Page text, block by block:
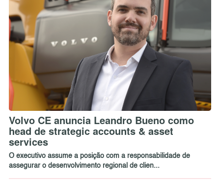
Volvo CE anuncia Leandro Bueno como
head de strategic accounts & asset
services
O executivo assume a posição com a responsabilidade de
assegurar o desenvolvimento regional de clien...